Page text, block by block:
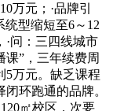
万元；·品牌引
统型缩短至6～12
·问：三四线城市
课”，三年续费周
5万元。缺乏课程
环跑通的品牌。
㎡校区，次要